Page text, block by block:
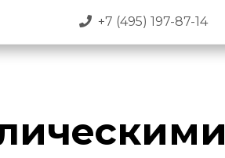
+7 (495) 197-87-14